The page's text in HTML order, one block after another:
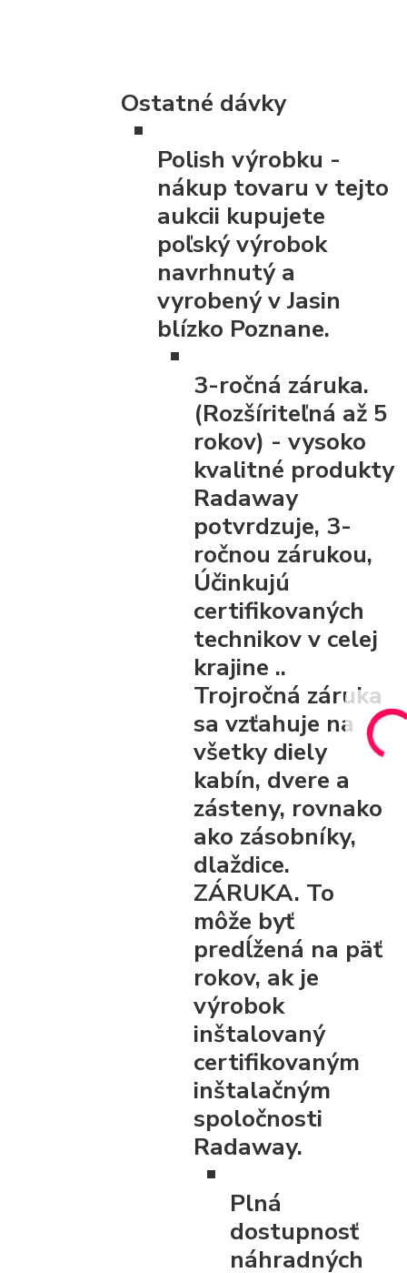
Ostatné dávky
Polish výrobku -
nákup tovaru v tejto
aukcii kupujete
poľský výrobok
navrhnutý a
vyrobený v Jasin
blízko Poznane.
3-ročná záruka.
(Rozšíriteľná až 5
rokov) - vysoko
kvalitné produkty
Radaway
potvrdzuje, 3-
ročnou zárukou,
Účinkujú
certifikovaných
technikov v celej
krajine ..
Trojročná záruka
sa vzťahuje na
všetky diely
kabín, dvere a
zásteny, rovnako
ako zásobníky,
dlaždice.
ZÁRUKA. To
môže byť
predĺžená na päť
rokov, ak je
výrobok
inštalovaný
certifikovaným
inštalačným
spoločnosti
Radaway.
Plná
dostupnosť
náhradných